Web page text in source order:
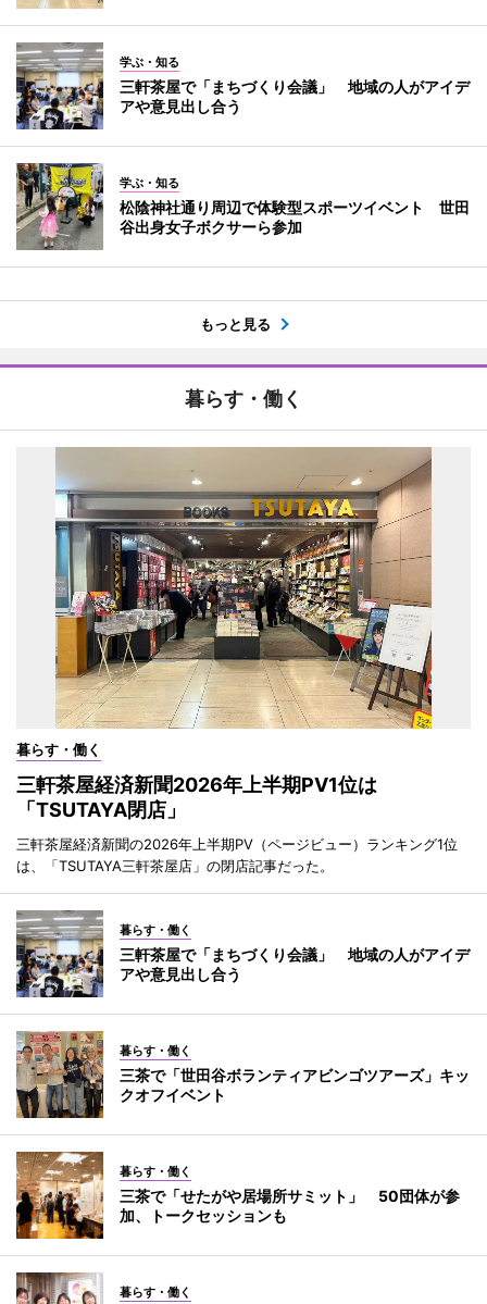
学ぶ・知る
三軒茶屋で「まちづくり会議」 地域の人がアイデ
アや意見出し合う
学ぶ・知る
松陰神社通り周辺で体験型スポーツイベント 世田
谷出身女子ボクサーら参加
もっと見る
暮らす・働く
暮らす・働く
三軒茶屋経済新聞2026年上半期PV1位は
「TSUTAYA閉店」
三軒茶屋経済新聞の2026年上半期PV（ページビュー）ランキング1位
は、「TSUTAYA三軒茶屋店」の閉店記事だった。
暮らす・働く
三軒茶屋で「まちづくり会議」 地域の人がアイデ
アや意見出し合う
暮らす・働く
三茶で「世田谷ボランティアビンゴツアーズ」キッ
クオフイベント
暮らす・働く
三茶で「せたがや居場所サミット」 50団体が参
加、トークセッションも
暮らす・働く